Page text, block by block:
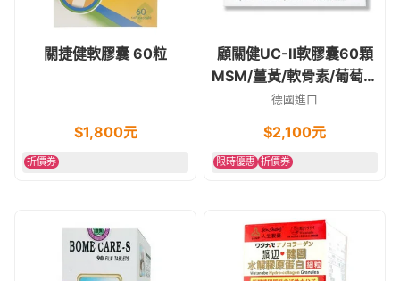
關捷健軟膠囊 60粒
$1,800元
折價券
顧關健UC-Ⅱ軟膠囊60顆
MSM/薑黃/軟骨素/葡萄糖
胺/膠原蛋白
德國進口
$2,100元
限時優惠 折價券